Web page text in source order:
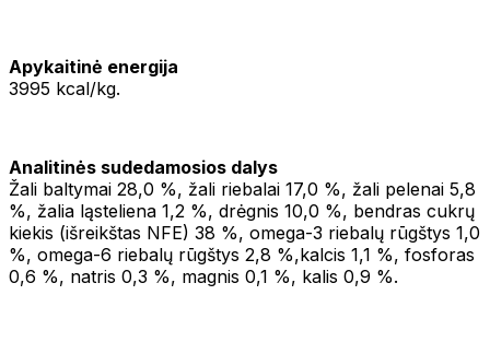
Apykaitinė energija
3995 kcal/kg.
Analitinės sudedamosios dalys
Žali baltymai 28,0 %, žali riebalai 17,0 %, žali pelenai 5,8
%, žalia ląsteliena 1,2 %, drėgnis 10,0 %, bendras cukrų
kiekis (išreikštas NFE) 38 %, omega-3 riebalų rūgštys 1,0
%, omega-6 riebalų rūgštys 2,8 %,kalcis 1,1 %, fosforas
0,6 %, natris 0,3 %, magnis 0,1 %, kalis 0,9 %.